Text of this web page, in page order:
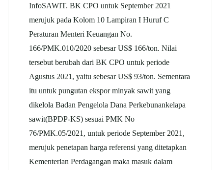
InfoSAWIT. BK CPO untuk September 2021
merujuk pada Kolom 10 Lampiran I Huruf C
Peraturan Menteri Keuangan No.
166/PMK.010/2020 sebesar US$ 166/ton. Nilai
tersebut berubah dari BK CPO untuk periode
Agustus 2021, yaitu sebesar US$ 93/ton. Sementara
itu untuk pungutan ekspor minyak sawit yang
dikelola Badan Pengelola Dana Perkebunankelapa
sawit(BPDP-KS) sesuai PMK No
76/PMK.05/2021, untuk periode September 2021,
merujuk penetapan harga referensi yang ditetapkan
Kementerian Perdagangan maka masuk dalam